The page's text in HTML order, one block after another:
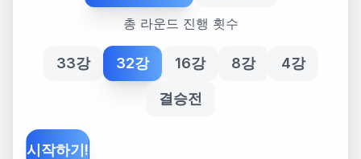
총 라운드 진행 횟수
33강 32강 16강 8강 4강
결승전
시작하기!